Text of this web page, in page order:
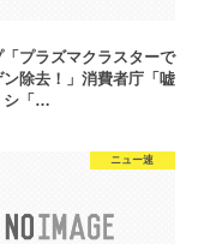
「プラズマクラスターで
ン除去！」消費者庁「嘘
シ「…
ニュー速